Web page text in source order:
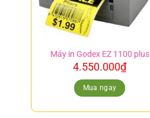
Máy in Godex EZ 1100 plus
4.550.000₫
Mua ngay